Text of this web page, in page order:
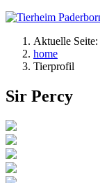
Aktuelle Seite:
home
Tierprofil
Sir Percy